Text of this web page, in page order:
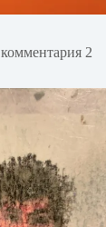
комментария 2